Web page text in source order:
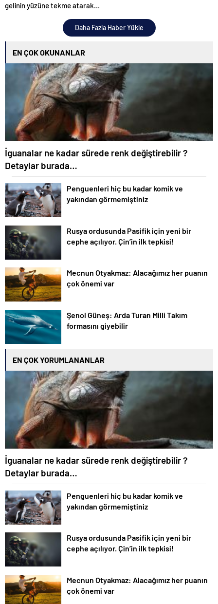
gelinin yüzüne tekme atarak
Daha Fazla Haber Yükle
EN ÇOK OKUNANLAR
İguanalar ne kadar sürede renk değiştirebilir ?
Detaylar burada…
Penguenleri hiç bu kadar komik ve
yakından görmemiştiniz
Rusya ordusunda Pasifik için yeni bir
cephe açılıyor. Çin’in ilk tepkisi!
Mecnun Otyakmaz: Alacağımız her puanın
çok önemi var
Şenol Güneş: Arda Turan Milli Takım
formasını giyebilir
EN ÇOK YORUMLANANLAR
İguanalar ne kadar sürede renk değiştirebilir ?
Detaylar burada…
Penguenleri hiç bu kadar komik ve
yakından görmemiştiniz
Rusya ordusunda Pasifik için yeni bir
cephe açılıyor. Çin’in ilk tepkisi!
Mecnun Otyakmaz: Alacağımız her puanın
çok önemi var